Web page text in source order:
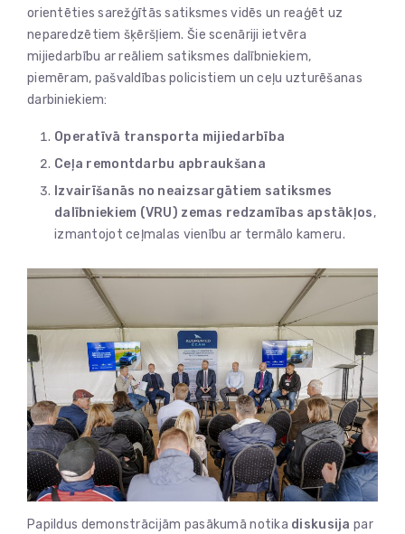
orientēties sarežģītās satiksmes vidēs un reaģēt uz
neparedzētiem šķēršļiem. Šie scenāriji ietvēra
mijiedarbību ar reāliem satiksmes dalībniekiem,
piemēram, pašvaldības policistiem un ceļu uzturēšanas
darbiniekiem:
Operatīvā transporta mijiedarbība
Ceļa remontdarbu apbraukšana
Izvairīšanās no neaizsargātiem satiksmes
dalībniekiem (VRU) zemas redzamības apstākļos,
izmantojot ceļmalas vienību ar termālo kameru.
Papildus demonstrācijām pasākumā notika diskusija par